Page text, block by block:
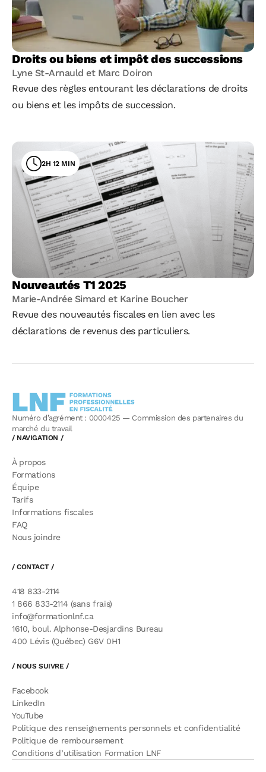
Droits ou biens et impôt des successions
Lyne St-Arnauld et Marc Doiron
Revue des règles entourant les déclarations de droits
ou biens et les impôts de succession.
2H 12 MIN
Nouveautés T1 2025
Marie-Andrée Simard et Karine Boucher
Revue des nouveautés fiscales en lien avec les
déclarations de revenus des particuliers.
Numéro d’agrément : 0000425 — Commission des partenaires du
marché du travail
/ NAVIGATION /
À propos
Formations
Équipe
Tarifs
Informations fiscales
FAQ
Nous joindre
/ CONTACT /
418 833-2114
1 866 833-2114 (sans frais)
info@formationlnf.ca
1610, boul. Alphonse-Desjardins Bureau
400 Lévis (Québec) G6V 0H1
/ NOUS SUIVRE /
Facebook
LinkedIn
YouTube
Politique des renseignements personnels et confidentialité
Politique de remboursement
Conditions d’utilisation Formation LNF